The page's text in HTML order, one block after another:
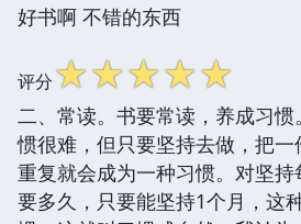
好书啊 不错的东西
评分☆☆☆☆☆
二、常读。书要常读，养成习
惯很难，但只要坚持去做，把
重复就会成为一种习惯。对坚
要多久，只要能坚持1个月，这